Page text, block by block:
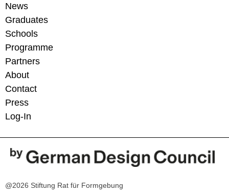
News
Graduates
Schools
Programme
Partners
About
Contact
Press
Log-In
@2026 Stiftung Rat für Formgebung